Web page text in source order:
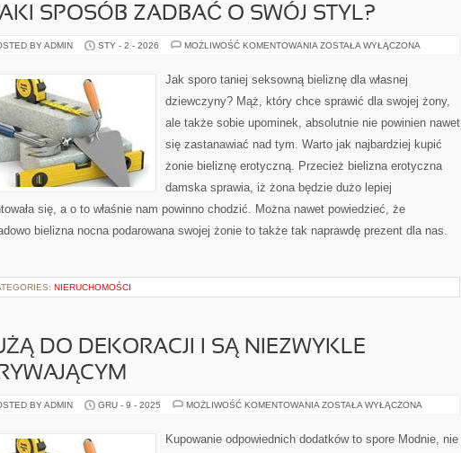
SPOSÓB ZADBAĆ O SWÓJ STYL?
BY ADMIN STY - 2 - 2026 MOŻLIWOŚĆ KOMENTOWANIA W
ZADBAĆ
O
STYL?
ZOSTAŁA WYŁĄCZONA
Jak sporo taniej seksowną bieliznę dla własnej
dziewczyny? Mąż, który chce sprawić dla swojej żony,
ale także sobie upominek, absolutnie nie powinien nawet
się zastanawiać nad tym. Warto jak najbardziej kupić
żonie bieliznę erotyczną. Przecież bielizna erotyczna
damska sprawia, iż żona będzie dużo lepiej
się, a o to właśnie nam powinno chodzić. Można nawet powiedzieć, że
bielizna nocna podarowana swojej żonie to także tak naprawdę prezent dla nas.
NIERUCHOMOŚCI
DO DEKORACJI I SĄ NIEZWYKLE
BY ADMIN GRU - 9 - 2025 MOŻLIWOŚĆ KOMENTOWANIA SŁUŻĄ
SĄ
ZOSTAŁA WYŁĄCZONA
Kupowanie odpowiednich dodatków to spore Modnie, nie